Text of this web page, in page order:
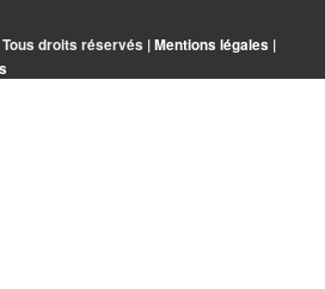
droits réservés |Mentions légales |
Réinitialiser